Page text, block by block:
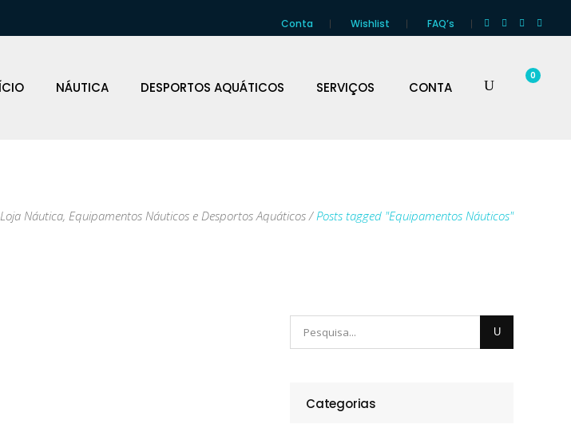
Conta Wishlist FAQ’s
NÁUTICA DESPORTOS AQUÁTICOS SERVIÇOS CONTA
0
Náutica, Equipamentos Náuticos e Desportos Aquáticos / Posts tagged "Equipamentos Náuticos"
Categorias